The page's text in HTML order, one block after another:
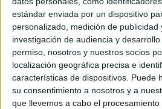
estándar enviada por un dispositivo
personalizado, medición de publicidad
investigación de audiencia y desarrollo
permiso, nosotros y nuestros socios
localización geográfica precisa e
características de dispositivos. Puede
su consentimiento a nosotros y a
que llevemos a cabo el
actualidad.
La firma ha optado por tener
un mes, de forma virtual en
publicitarios del mundo real
paradas de autobús…) dentro
selección de videojuegos -
Undercover, Pro Evolution